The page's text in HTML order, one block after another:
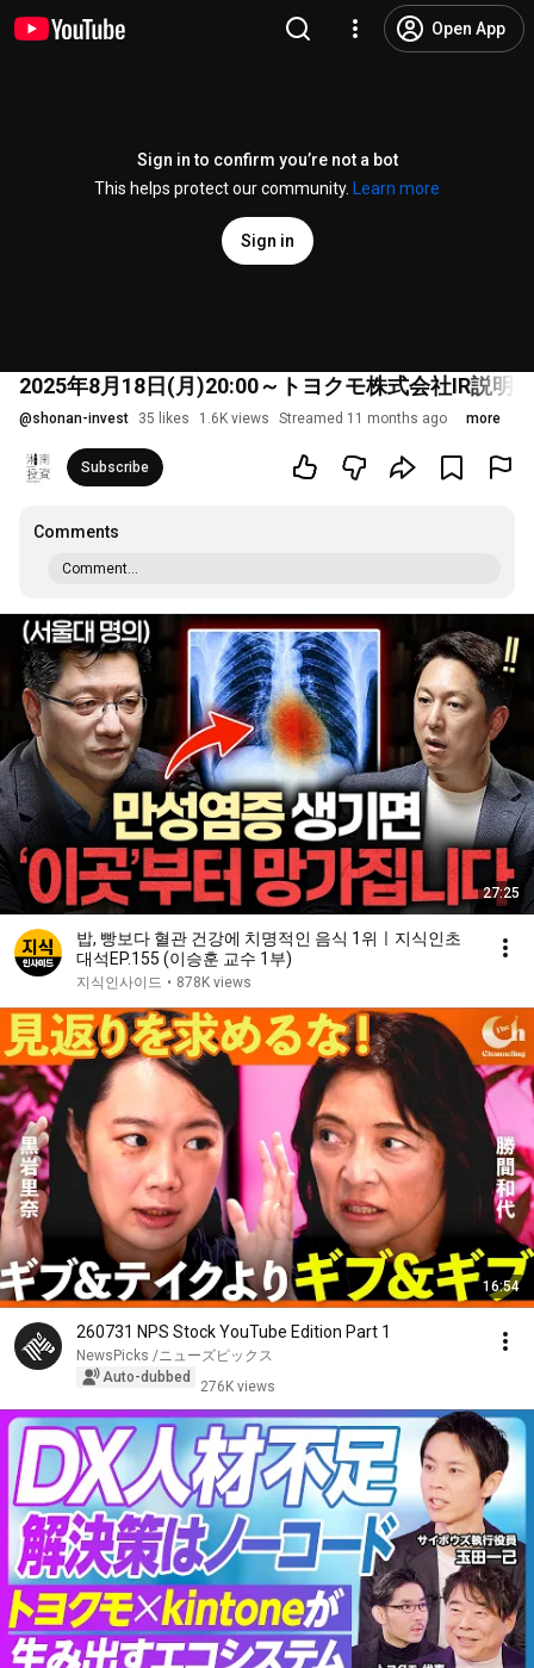
Open App
Sign in to confirm you’re not a bot
This helps protect our community.
Learn more
Sign in
2025年8月18日(月)20:00～トヨクモ株式会社IR説明
@shonan-invest 35 likes 1.6K views Streamed 11 months ago more
Subscribe
Comments
Comment...
27:25
밥, 빵보다 혈관 건강에 치명적인 음식 1위ㅣ지식인초
대석EP.155 (이승훈 교수 1부)
지식인사이드 • 878K views
16:54
260731 NPS Stock YouTube Edition Part 1
NewsPicks /ニューズピックス
Auto-dubbed
276K views